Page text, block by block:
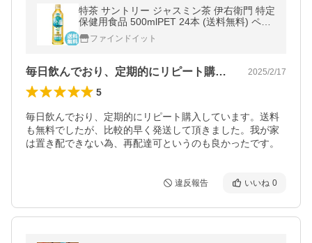
特茶 サントリー ジャスミン茶 伊右衛門 特定
保健用食品 500mlPET 24本 (送料無料) ペッ
トボトル トクホ いえもん
ファインドイット
毎日飲んでおり、定期的にリピート購入し… 2025/2/17
5
毎日飲んでおり、定期的にリピート購入しています。送料
も無料でしたが、比較的早く発送して頂きました。我が家
は置き配できない為、再配達可というのも良かったです。
違反報告 いいね 0